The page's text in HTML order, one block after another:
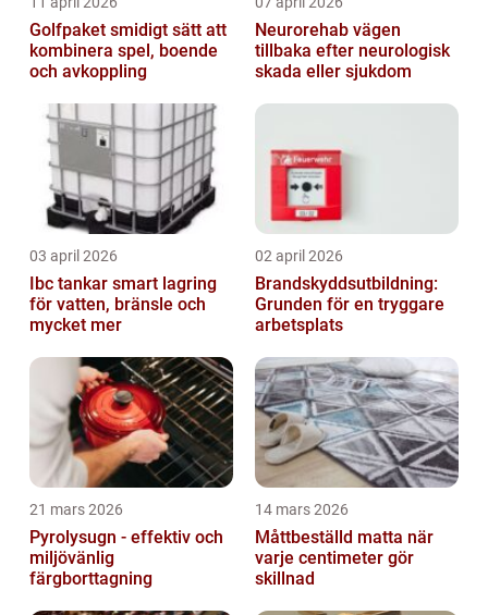
Golfpaket smidigt sätt att
kombinera spel, boende
och avkoppling
Neurorehab vägen
tillbaka efter neurologisk
skada eller sjukdom
03 april 2026
Ibc tankar smart lagring
för vatten, bränsle och
mycket mer
02 april 2026
Brandskyddsutbildning:
Grunden för en tryggare
arbetsplats
21 mars 2026
Pyrolysugn - effektiv och
miljövänlig
färgborttagning
14 mars 2026
Måttbeställd matta när
varje centimeter gör
skillnad